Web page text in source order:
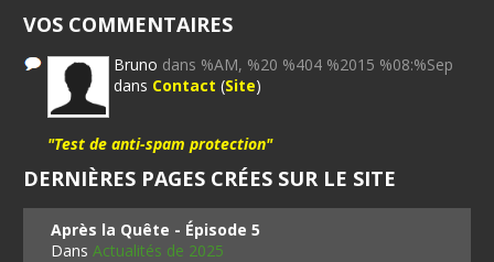
VOS COMMENTAIRES
Bruno dans %AM, %20 %404 %2015 %08:%Sep
dans Contact (Site)
"Test de anti-spam protection"
DERNIÈRES PAGES CRÉES SUR LE SITE
Après la Quête - Épisode 5
DansActualités de 2025